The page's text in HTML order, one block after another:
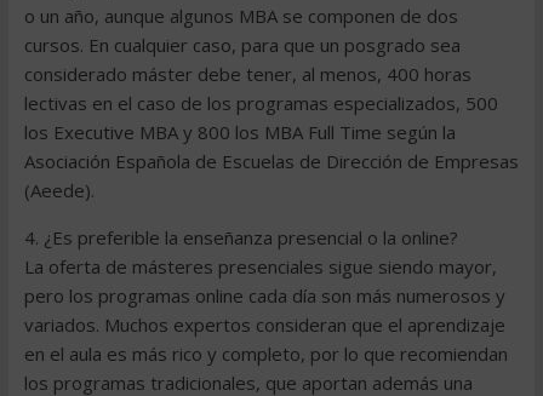
o un año, aunque algunos MBA se componen de dos
cursos. En cualquier caso, para que un posgrado sea
considerado máster debe tener, al menos, 400 horas
lectivas en el caso de los programas especializados, 500
los Executive MBA y 800 los MBA Full Time según la
Asociación Española de Escuelas de Dirección de Empresas
(Aeede).
4. ¿Es preferible la enseñanza presencial o la online?
La oferta de másteres presenciales sigue siendo mayor,
pero los programas online cada día son más numerosos y
variados. Muchos expertos consideran que el aprendizaje
en el aula es más rico y completo, por lo que recomiendan
los programas tradicionales, que aportan además una